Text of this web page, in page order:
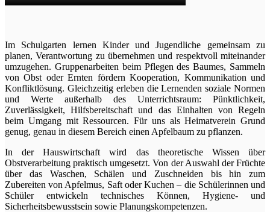
Im Schulgarten lernen Kinder und Jugendliche gemeinsam zu
planen, Verantwortung zu übernehmen und respektvoll miteinander
umzugehen. Gruppenarbeiten beim Pflegen des Baumes, Sammeln
von Obst oder Ernten fördern Kooperation, Kommunikation und
Konfliktlösung. Gleichzeitig erleben die Lernenden soziale Normen
und Werte außerhalb des Unterrichtsraum: Pünktlichkeit,
Zuverlässigkeit, Hilfsbereitschaft und das Einhalten von Regeln
beim Umgang mit Ressourcen. Für uns als Heimatverein Grund
genug, genau in diesem Bereich einen Apfelbaum zu pflanzen.
In der Hauswirtschaft wird das theoretische Wissen über
Obstverarbeitung praktisch umgesetzt. Von der Auswahl der Früchte
über das Waschen, Schälen und Zuschneiden bis hin zum
Zubereiten von Apfelmus, Saft oder Kuchen – die Schülerinnen und
Schüler entwickeln technisches Können, Hygiene- und
Sicherheitsbewusstsein sowie Planungskompetenzen.